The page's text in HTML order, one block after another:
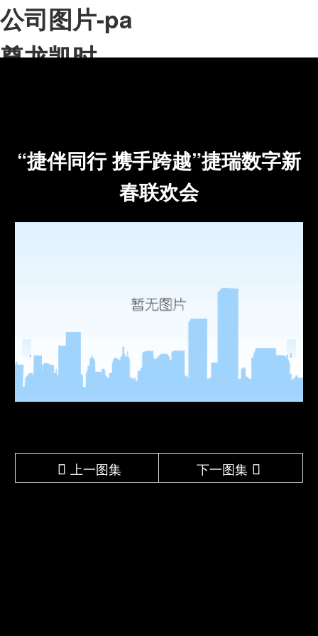
公司图片-pa
尊龙凯时
“捷伴同行 携手跨越”捷瑞数字新
春联欢会
 上一图集 下一图集 